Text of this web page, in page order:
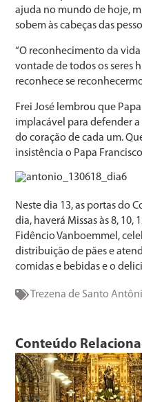
ajuda no mundo de hoje,
sobem às cabeças das
“O reconhecimento da
vontade de todos os seres
reconhece se
Frei José lembrou que
implacável para defender
do coração de cada um.
insistência o Papa
Neste dia 13, as portas do
dia, haverá Missas às 8,
Fidêncio Vanboemmel,
distribuição de pães e
comidas e bebidas e o
Trezena de Santo
Conteúdo